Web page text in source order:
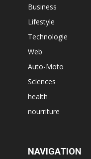
Business
Lifestyle
Technologie
Web
Auto-Moto
Sciences
health
nourriture
NAVIGATION